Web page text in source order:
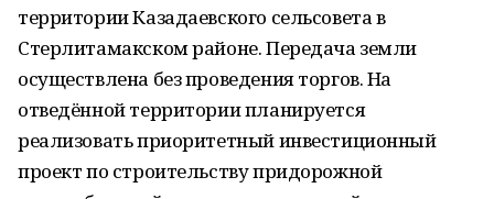
территории Казадаевского сельсовета в
Стерлитамакском районе. Передача земли
осуществлена без проведения торгов. На
отведённой территории планируется
реализовать приоритетный инвестиционный
проект по строительству придорожной